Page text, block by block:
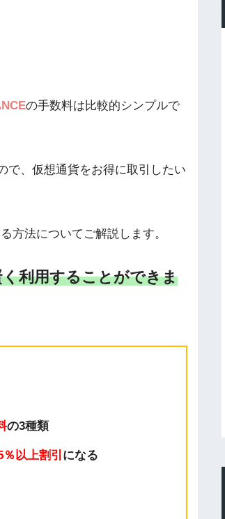
の手数料は比較的シンプルで
で、仮想通貨をお得に取引したい
方法についてご解説します。
利用することができま
の3種類
以上割引 になる